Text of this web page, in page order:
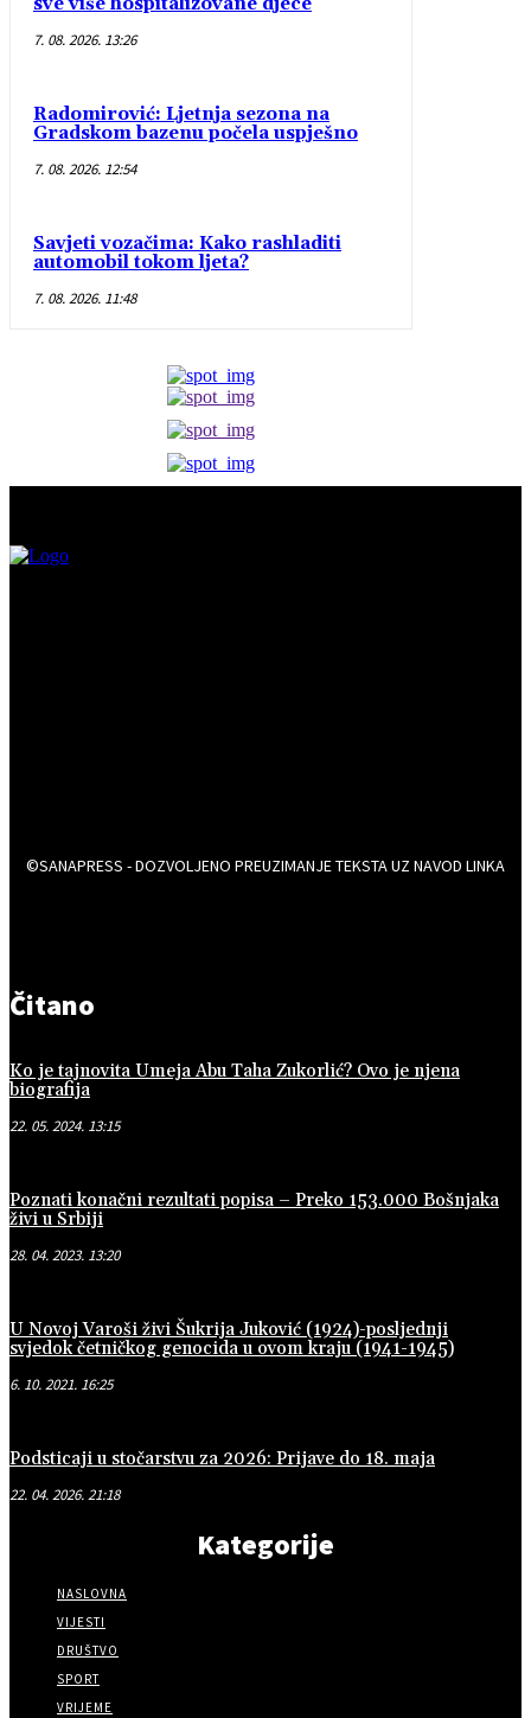
7. 08. 2026. 13:26
Radomirović: Ljetnja sezona na
Gradskom bazenu počela uspješno
7. 08. 2026. 12:54
Savjeti vozačima: Kako rashladiti
automobil tokom ljeta?
7. 08. 2026. 11:48
©SANAPRESS - DOZVOLJENO PREUZIMANJE TEKSTA UZ NAVOD LINKA
Čitano
Ko je tajnovita Umeja Abu Taha Zukorlić? Ovo je njena
biografija
22. 05. 2024. 13:15
Poznati konačni rezultati popisa – Preko 153.000 Bošnjaka
živi u Srbiji
28. 04. 2023. 13:20
U Novoj Varoši živi Šukrija Juković (1924)-posljednji
svjedok četničkog genocida u ovom kraju (1941-1945)
6. 10. 2021. 16:25
Podsticaji u stočarstvu za 2026: Prijave do 18. maja
22. 04. 2026. 21:18
Kategorije
NASLOVNA
VIJESTI
DRUŠTVO
SPORT
VRIJEME